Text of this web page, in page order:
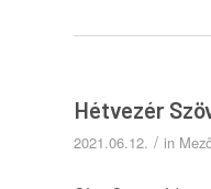
Hétvezér
2021.06.12. / in